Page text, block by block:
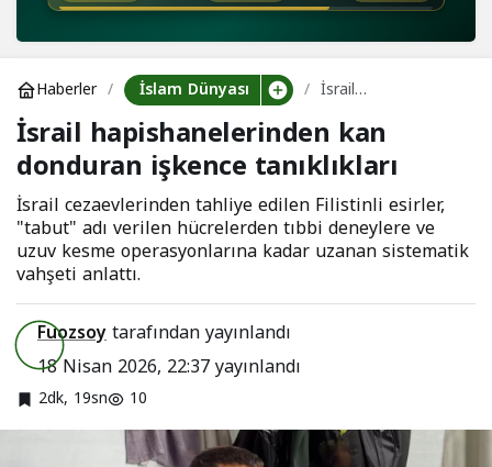
Haberler İslam Dünyası
İsrail
hapishanelerinden
kan donduran
işkence tanıklıkları
İsrail hapishanelerinden kan
donduran işkence tanıklıkları
İsrail cezaevlerinden tahliye edilen Filistinli esirler,
"tabut" adı verilen hücrelerden tıbbi deneylere ve
uzuv kesme operasyonlarına kadar uzanan sistematik
vahşeti anlattı.
Fuozsoytarafından yayınlandı
18 Nisan 2026, 22:37yayınlandı
2dk, 19sn 10